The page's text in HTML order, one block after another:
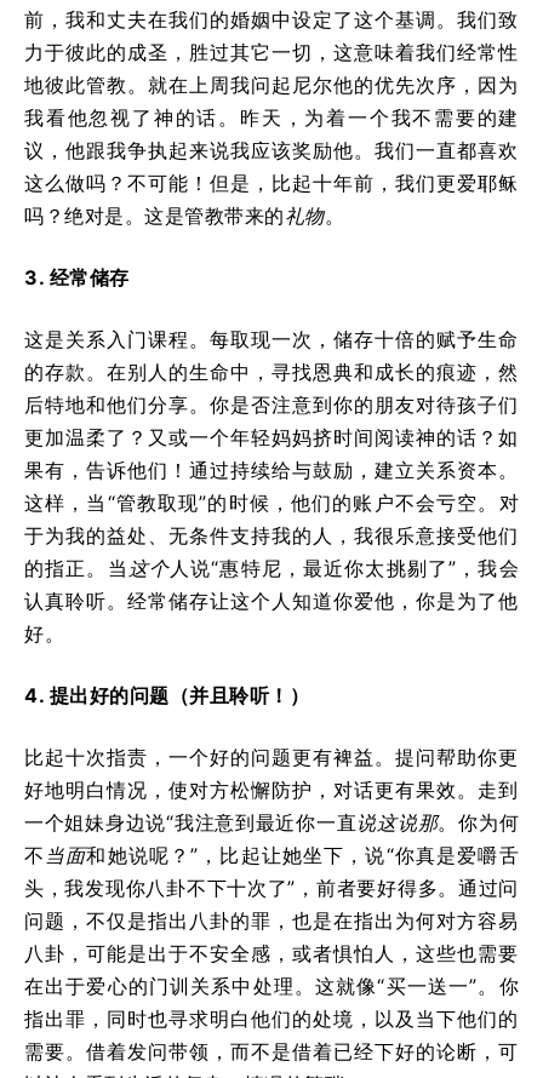
前，我和丈夫在我们的婚姻中设定了这个基调。我们致
力于彼此的成圣，胜过其它一切，这意味着我们经常性
地彼此管教。就在上周我问起尼尔他的优先次序，因为
我看他忽视了神的话。昨天，为着一个我不需要的建
议，他跟我争执起来说我应该奖励他。我们一直都喜欢
这么做吗？不可能！但是，比起十年前，我们更爱耶稣
吗？绝对是。这是管教带来的礼物。
3. 经常储存
这是关系入门课程。每取现一次，储存十倍的赋予生命
的存款。在别人的生命中，寻找恩典和成长的痕迹，然
后特地和他们分享。你是否注意到你的朋友对待孩子们
更加温柔了？又或一个年轻妈妈挤时间阅读神的话？如
果有，告诉他们！通过持续给与鼓励，建立关系资本。
这样，当“管教取现”的时候，他们的账户不会亏空。对
于为我的益处、无条件支持我的人，我很乐意接受他们
的指正。当 这个人说“惠特尼，最近你太挑剔了”，我会
认真聆听。经常储存让这个人知道你爱他，你是为了他
好。
4. 提出好的问题（并且聆听！）
比起十次指责，一个好的问题更有裨益。提问帮助你更
好地明白情况，使对方松懈防护，对话更有果效。走到
一个姐妹身边说“我注意到最近你一直说这说那。你为何
不 当面和她说呢？”，比起让她坐下，说“你真是爱嚼舌
头，我发现你八卦不下十次了”，前者要好得多。通过问
问题，不仅是指出八卦的罪，也是在指出为何对方容易
八卦，可能是出于不安全感，或者惧怕人，这些也需要
在出于爱心的门训关系中处理。这就像“买一送一”。你
指出罪，同时也寻求明白他们的处境，以及当下他们的
需要。借着发问带领，而不是借着已经下好的论断，可